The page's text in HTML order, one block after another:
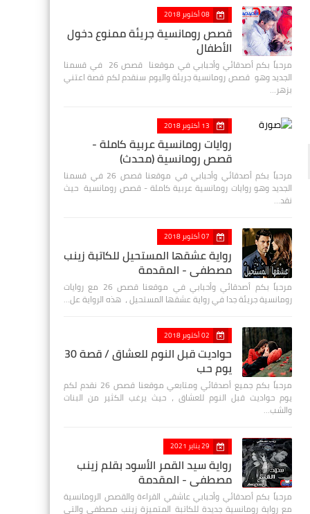
08 أكتوبر 2018
قصص رومانسية جريئة ممنوع دخول
الأطفال
مرحباً بكم أصدقائي وأحبابي في موقعنا قصص 26 في قسمنا
الجديد وهو قصص رومانسية جريئة واليوم سنقدم لكم قصة اعتني
بزهر…
13 أكتوبر 2018
روايات رومانسية عربية كاملة -
قصص رومانسية (محدث)
مرحباً بكم أصدقائي وأحبابي في موقعنا قصص 26 في قسمنا
الجديد وهو روايات رومانسية عربية كاملة - قصص رومانسية حيث
نقد…
07 أكتوبر 2018
رواية عشقها المستحيل للكاتبة زينب
مصطفي - المقدمة
مرحباً بكم أصدقائي وأحبابي في موقعنا قصص 26 مع روايات
رومانسية جريئة جدا في رواية عشقها المستحيل ، هذه الرواية عل…
02 أكتوبر 2018
حواديت قبل النوم للعشاق / قصة 30
يوم حب
مرحباً بكم جميع أصدقائي ومتابعي موقعنا قصص 26 نقدم لكم
يوم حواديت قبل النوم للعشاق ، حيث يرغب الكثير من البنات
والشب…
29 يناير 2021
رواية سيد القمر الأسود بقلم زينب
مصطفي - المقدمة
مرحباً بكم أصدقائي وأحبابي عاشقي القراءة والقصص الرومانسية
مع رواية رومانسية جديدة للكاتبة المتميزة زينب مصطفى والتي